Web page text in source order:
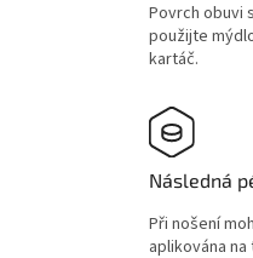
Povrch obuvi
použijte
kartáč.
Následná
Při nošení
aplikována